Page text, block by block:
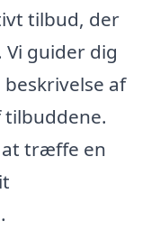
tilbud, der
guider dig
af
træffe en